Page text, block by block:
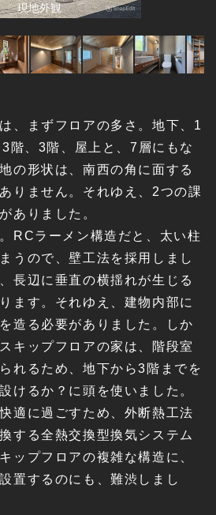
現地外観
、まずフロアの多さ。地下、1
階、3階、屋上と、7層にもな
の形状は、南西の角に面する
りません。それゆえ、2つの課
ありました。
RCラーメン構造だと、太い柱
うので、壁工法を採用しまし
長辺に垂直の横揺れが生じる
ます。それゆえ、建物内部に
造る必要がありました。しか
キップフロアの家は、階段室
れるため、地下から3階までを
けるか？に頭を使いました。
適に過ごすため、外断熱工法
する全熱交換型換気システム
ップフロアの複雑な構造に、
置するのにも、難渋しまし